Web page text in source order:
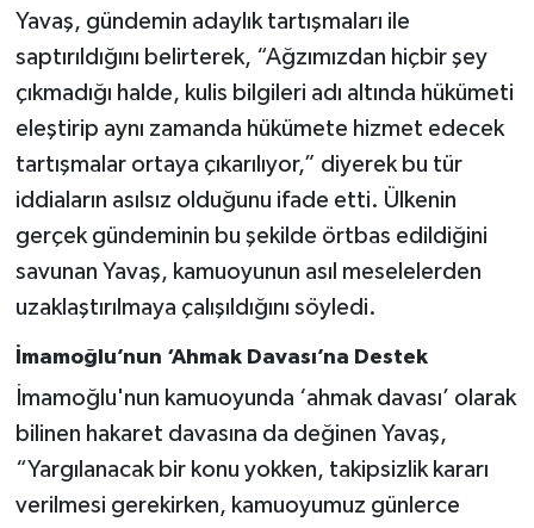
Yavaş, gündemin adaylık tartışmaları ile
saptırıldığını belirterek, “Ağzımızdan hiçbir şey
çıkmadığı halde, kulis bilgileri adı altında hükümeti
eleştirip aynı zamanda hükümete hizmet edecek
tartışmalar ortaya çıkarılıyor,” diyerek bu tür
iddiaların asılsız olduğunu ifade etti. Ülkenin
gerçek gündeminin bu şekilde örtbas edildiğini
savunan Yavaş, kamuoyunun asıl meselelerden
uzaklaştırılmaya çalışıldığını söyledi.
İmamoğlu’nun ‘Ahmak Davası’na Destek
İmamoğlu'nun kamuoyunda ‘ahmak davası’ olarak
bilinen hakaret davasına da değinen Yavaş,
“Yargılanacak bir konu yokken, takipsizlik kararı
verilmesi gerekirken, kamuoyumuz günlerce